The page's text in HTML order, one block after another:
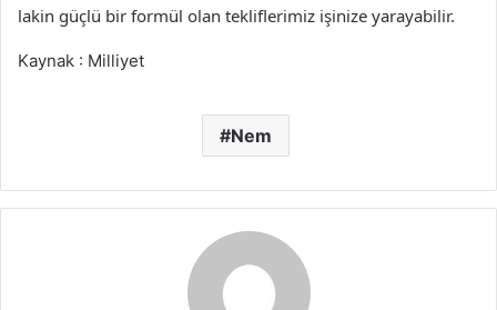
lakin güçlü bir formül olan tekliflerimiz işinize yarayabilir.
Kaynak : Milliyet
Nem